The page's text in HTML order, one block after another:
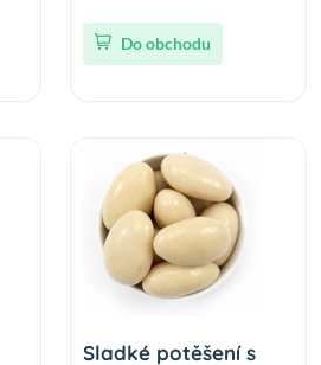
Do obchodu
Sladké potěšení s